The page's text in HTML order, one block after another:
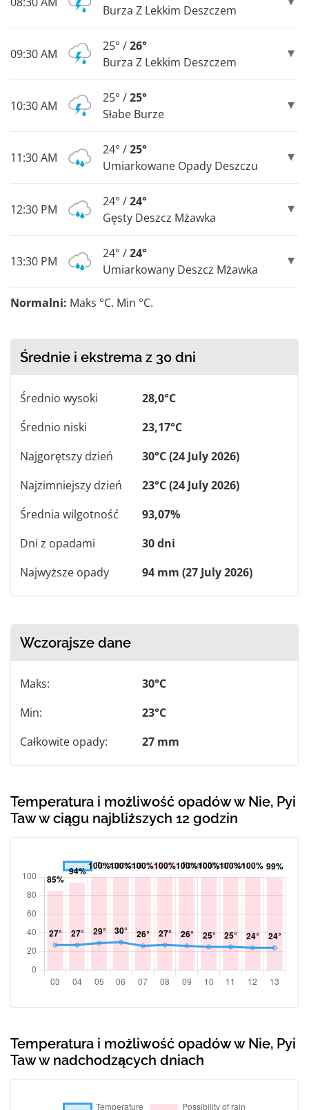
Burza Z Lekkim Deszczem
09:30 AM
25° /26°
Burza Z Lekkim Deszczem
10:30 AM
25° /25°
Słabe Burze
11:30 AM
24° /25°
Umiarkowane Opady Deszczu
12:30 PM
24° /24°
Gęsty Deszcz Mżawka
13:30 PM
24° /24°
Umiarkowany Deszcz Mżawka
Normalni: Maks °C. Min °C.
Średnie i ekstrema z 30 dni
Średnio wysoki
28,0°C
Średnio niski
23,17°C
Najgorętszy dzień
30°C (24 July 2026)
Najzimniejszy dzień
23°C (24 July 2026)
Średnia wilgotność
93,07%
Dni z opadami
30 dni
Najwyższe opady
94 mm (27 July 2026)
Wczorajsze dane
Maks:
30°C
Min:
23°C
Całkowite opady:
27 mm
Temperatura i możliwość opadów w Nie, Pyi
Taw w ciągu najbliższych 12 godzin
Temperatura i możliwość opadów w Nie, Pyi
Taw w nadchodzących dniach